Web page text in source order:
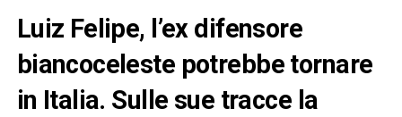
Luiz Felipe, l’ex difensore
biancoceleste potrebbe tornare
in Italia. Sulle sue tracce la